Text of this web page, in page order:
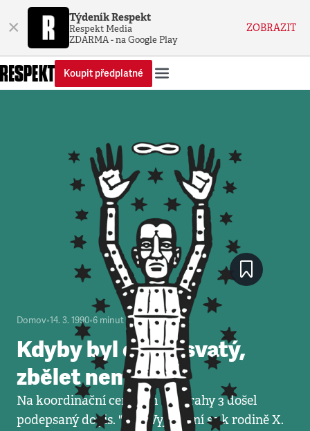
× Týdeník Respekt
Respekt Media
ZDARMA - na Google Play
ZOBRAZIT
Koupit předplatné
Domov•14. 3. 1990•6 minut
Kdyby byl cikán svatý,
zbělet nemůže
Na koordinační centrum OF Prahy 3 došel
podepsaný dopis. "Věc: Vyjádření se k rodině X.